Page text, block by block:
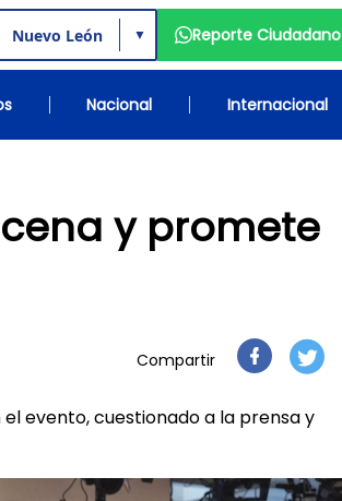
▼ Reporte Ciudadano
Nacional Internacional
y promete
Compartir
evento, cuestionado a la prensa y